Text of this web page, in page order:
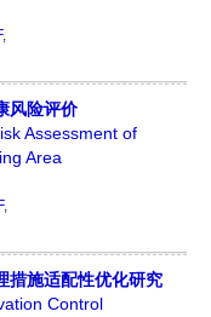
,
风险评价
Assessment of
Area
,
措施适配性优化研究
Control